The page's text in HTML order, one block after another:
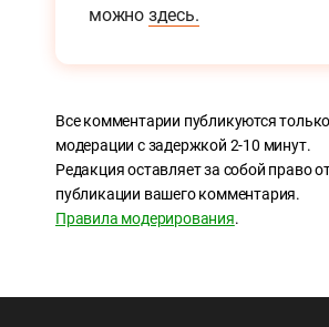
можно здесь.
Все комментарии публикуются
модерации с задержкой 2-10 минут.
Редакция оставляет за собой право
публикации вашего комментария.
Правила модерирования.